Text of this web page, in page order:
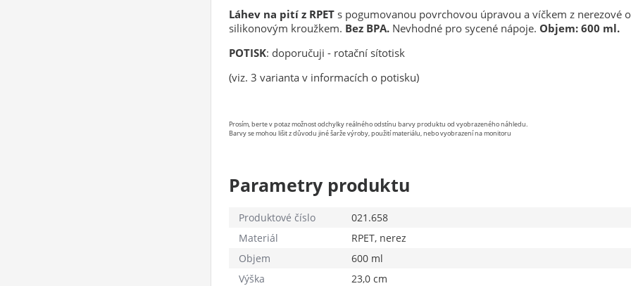
Láhev na pití z RPET s pogumovanou povrchovou úpravou a víčkem z nerezové
silikonovým kroužkem. Bez BPA. Nevhodné pro sycené nápoje. Objem: 600 ml.
POTISK: doporučuji - rotační sítotisk
(viz. 3 varianta v informacích o potisku)
Prosím, berte v potaz možnost odchylky reálného odstínu barvy produktu od vyobrazeného náhledu.
Barvy se mohou lišit z důvodu jiné šarže výroby, použití materiálu, nebo vyobrazení na monitoru
Parametry produktu
Produktové číslo
021.658
Materiál
RPET, nerez
Objem
600 ml
Výška
23,0 cm